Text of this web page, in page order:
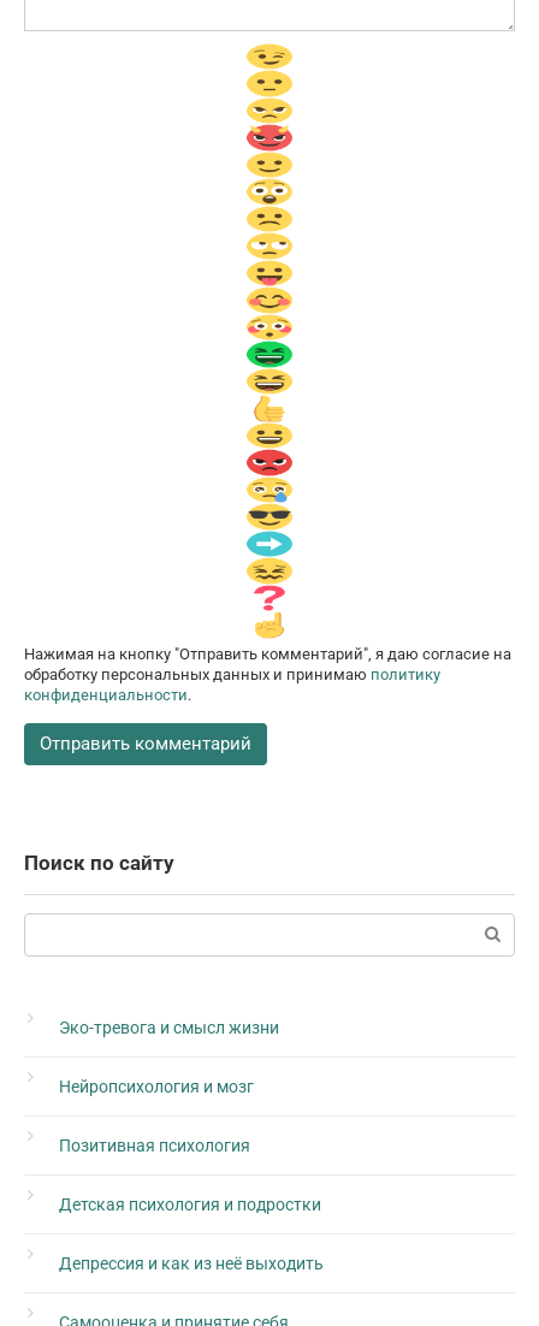
Нажимая на кнопку "Отправить комментарий", я даю согласие на
обработку персональных данных и принимаю политику
конфиденциальности.
Поиск по сайту
Поиск:
Эко-тревога и смысл жизни
Нейропсихология и мозг
Позитивная психология
Детская психология и подростки
Депрессия и как из неё выходить